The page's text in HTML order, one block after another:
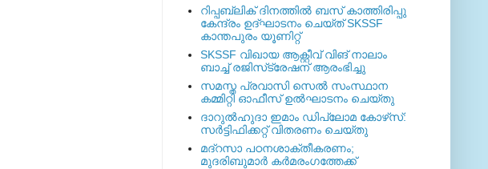
റിപ്പബ്ലിക് ദിനത്തില്‍ ബസ് കാത്തിരിപ്പു
കേന്ദ്രം ഉദ്ഘാടനം ചെയ്ത്‌ SKSSF
കാന്തപുരം യൂണിറ്റ്
SKSSF വിഖായ ആക്റ്റീവ് വിങ് നാലാം
ബാച്ച് രജിസ്‌ട്രേഷന് ആരംഭിച്ചു
സമസ്ത പ്രവാസി സെല്‍ സംസ്ഥാന
കമ്മിറ്റി ഓഫീസ് ഉല്‍ഘാടനം ചെയ്തു
ദാറുല്‍ഹുദാ ഇമാം ഡിപ്ലോമ കോഴ്‌സ്:
സര്‍ട്ടിഫിക്കറ്റ് വിതരണം ചെയ്തു
മദ്‌റസാ പഠനശാക്തീകരണം;
മുദരിബുമാര്‍ കര്‍മരംഗത്തേക്ക്